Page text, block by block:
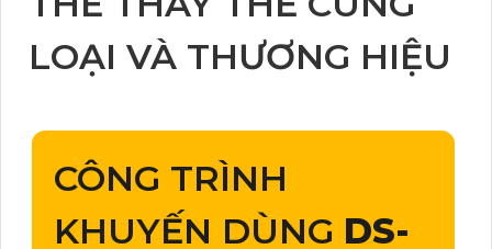
LOẠI VÀ THƯƠNG HIỆU
CÔNG TRÌNH
KHUYẾN DÙNG DS-